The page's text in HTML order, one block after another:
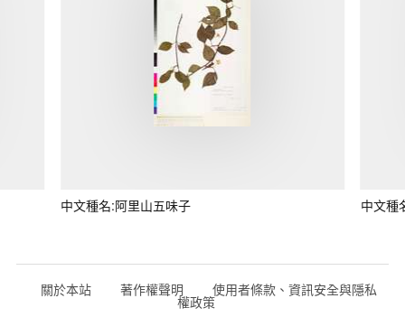
中文種名:阿里山五味子 中文種
關於本站 著作權聲明 使用者條款、資訊安全與隱私
權政策